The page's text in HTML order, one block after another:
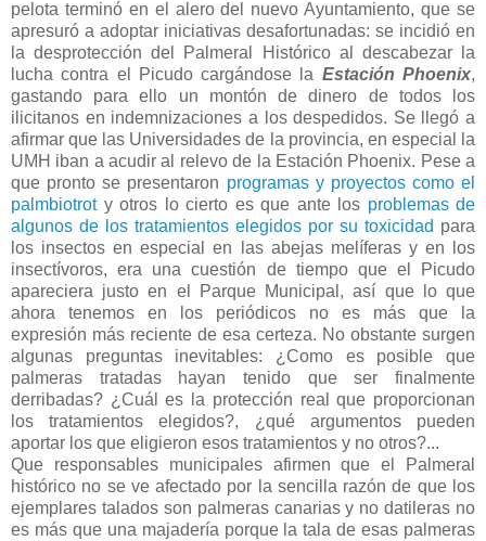
pelota terminó en el alero del nuevo Ayuntamiento, que se
apresuró a adoptar iniciativas desafortunadas: se incidió en
la desprotección del Palmeral Histórico al descabezar la
lucha contra el Picudo cargándose la Estación Phoenix,
gastando para ello un montón de dinero de todos los
ilicitanos en indemnizaciones a los despedidos. Se llegó a
afirmar que las Universidades de la provincia, en especial la
UMH iban a acudir al relevo de la Estación Phoenix. Pese a
que pronto se presentaron programas y proyectos como el
palmbiotroty otros lo cierto es que ante los problemas de
algunos de los tratamientos elegidos por su toxicidad para
los insectos en especial en las abejas melíferas y en los
insectívoros,era una cuestión de tiempo que el Picudo
apareciera justo en el Parque Municipal, así que lo que
ahora tenemos en los periódicos no es más que la
expresión más reciente de esa certeza. No obstante surgen
algunas preguntas inevitables: ¿Como es posible que
palmeras tratadas hayan tenido que ser finalmente
derribadas? ¿Cuál es la protección real que proporcionan
los tratamientos elegidos?, ¿qué argumentos pueden
aportar los que eligieron esos tratamientos y no otros?...
Que responsables municipales afirmen que el Palmeral
histórico no se ve afectado por la sencilla razón de que los
ejemplares talados son palmeras canarias y no datileras no
es más que una majadería porque la tala de esas palmeras